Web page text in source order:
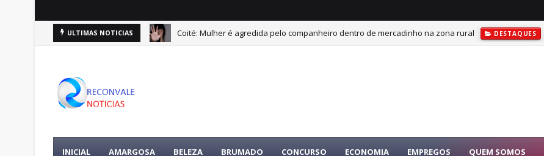
ULTIMAS NOTICIAS Coité: Mulher é agredida pelo companheiro dentro de mercadinho na zona rural DESTAQUES
INICIAL AMARGOSA BELEZA BRUMADO CONCURSO ECONOMIA EMPREGOS QUEM SOMOS